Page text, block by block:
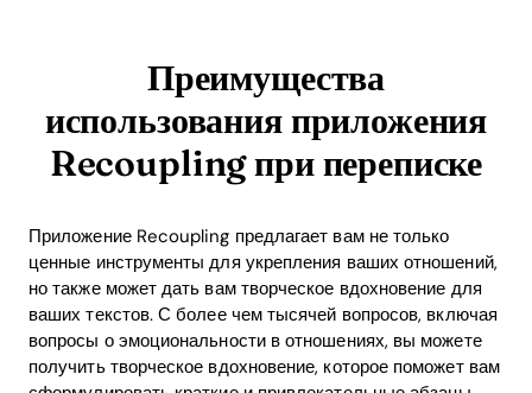
Преимущества
использования приложения
Recoupling при переписке
Приложение Recoupling предлагает вам не только
ценные инструменты для укрепления ваших отношений,
но также может дать вам творческое вдохновение для
ваших текстов. С более чем тысячей вопросов, включая
вопросы о эмоциональности в отношениях, вы можете
получить творческое вдохновение, которое поможет вам